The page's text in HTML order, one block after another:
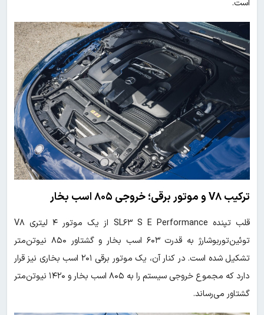
است.
ترکیب V۸ و موتور برقی؛ خروجی ۸۰۵ اسب بخار
قلب تپنده SL۶۳ S E Performance از یک موتور ۴ لیتری V۸
توئین‌توربوشارژ به قدرت ۶۰۳ اسب بخار و گشتاور ۸۵۰ نیوتن‌متر
تشکیل شده است. در کنار آن، یک موتور برقی ۲۰۱ اسب بخاری نیز قرار
دارد که مجموع خروجی سیستم را به ۸۰۵ اسب بخار و ۱۴۲۰ نیوتن‌متر
گشتاور می‌رساند.